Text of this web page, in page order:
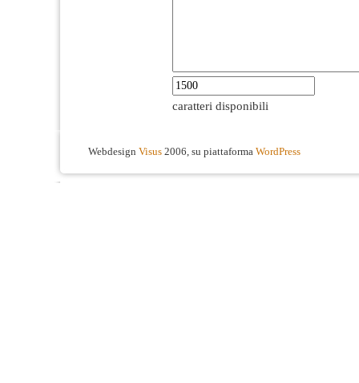
caratteri disponibili
Webdesign Visus 2006, su piattaforma WordPress